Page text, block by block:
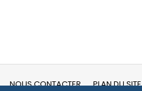
NOUS CONTACTER PLAN DU SITE